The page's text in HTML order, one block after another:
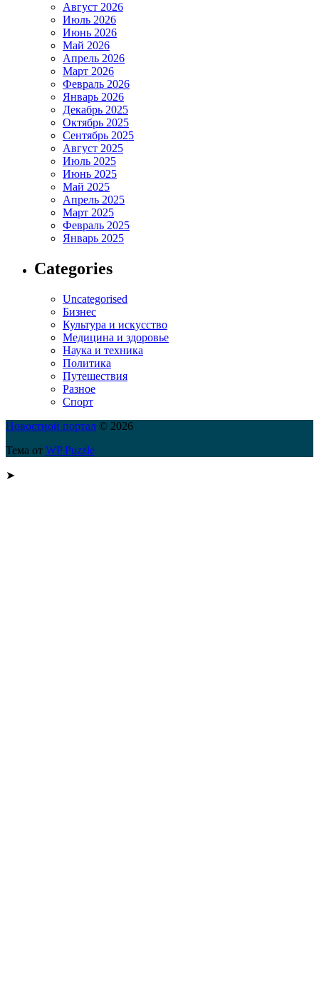
Август 2026
Июль 2026
Июнь 2026
Май 2026
Апрель 2026
Март 2026
Февраль 2026
Январь 2026
Декабрь 2025
Октябрь 2025
Сентябрь 2025
Август 2025
Июль 2025
Июнь 2025
Май 2025
Апрель 2025
Март 2025
Февраль 2025
Январь 2025
Categories
Uncategorised
Бизнес
Культура и искусство
Медицина и здоровье
Наука и техника
Политика
Путешествия
Разное
Спорт
Новостной портал © 2026
Тема от WP Puzzle
➤